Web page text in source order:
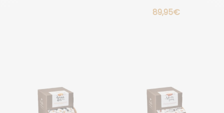
89,95€